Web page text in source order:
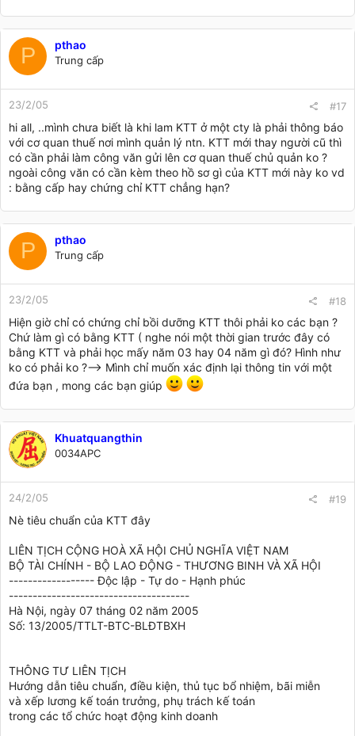
P pthao
Trung cấp
23/2/05 #17
hi all, ..mình chưa biết là khi lam KTT ở một cty là phải thông báo
với cơ quan thuế nơi mình quản lý ntn. KTT mới thay người cũ thì
có cần phải làm công văn gửi lên cơ quan thuế chủ quản ko ?
ngoài công văn có cần kèm theo hồ sơ gì của KTT mới này ko vd
: bằng cấp hay chứng chỉ KTT chẳng hạn?
P pthao
Trung cấp
23/2/05 #18
Hiện giờ chỉ có chứng chỉ bồi dưỡng KTT thôi phải ko các bạn ?
Chứ làm gì có bằng KTT ( nghe nói một thời gian trước đây có
bằng KTT và phải học mấy năm 03 hay 04 năm gì đó? Hình như
ko có phải ko ?--> Mình chỉ muốn xác định lại thông tin với một
đứa bạn , mong các bạn giúp
Khuatquangthin
0034APC
24/2/05 #19
Nè tiêu chuẩn của KTT đây
LIÊN TỊCH CỘNG HOÀ XÃ HỘI CHỦ NGHĨA VIỆT NAM
BỘ TÀI CHÍNH - BỘ LAO ĐỘNG - THƯƠNG BINH VÀ XÃ HỘI
------------------ Độc lập - Tự do - Hạnh phúc
--------------------------------------
Hà Nội, ngày 07 tháng 02 năm 2005
Số: 13/2005/TTLT-BTC-BLĐTBXH
THÔNG TƯ LIÊN TỊCH
Hướng dẫn tiêu chuẩn, điều kiện, thủ tục bổ nhiệm, bãi miễn
và xếp lương kế toán trưởng, phụ trách kế toán
trong các tổ chức hoạt động kinh doanh